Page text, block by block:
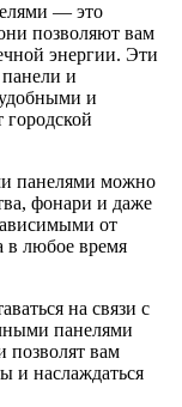
— это
позволяют вам
энергии. Эти
и
и
панелями можно
фонари и даже
от
в любое время
на связи с
панелями
вам
и наслаждаться